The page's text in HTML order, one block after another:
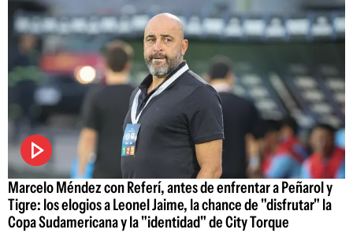
Marcelo Méndez con Referí, antes de enfrentar a Peñarol y
Tigre: los elogios a Leonel Jaime, la chance de "disfrutar" la
Copa Sudamericana y la "identidad" de City Torque